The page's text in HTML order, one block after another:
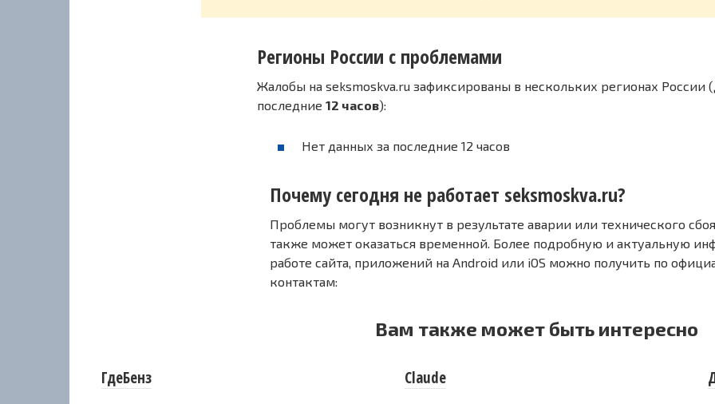
Регионы России с проблемами
Жалобы на seksmoskva.ru зафиксированы в нескольких регионах России
последние 12 часов):
Нет данных за последние 12 часов
Почему сегодня не работает seksmoskva.ru?
Проблемы могут возникнут в результате аварии или технического
также может оказаться временной. Более подробную и актуальную
работе сайта, приложений на Android или iOS можно получить по
контактам:
Вам также может быть интересно
ГдеБенз Claude